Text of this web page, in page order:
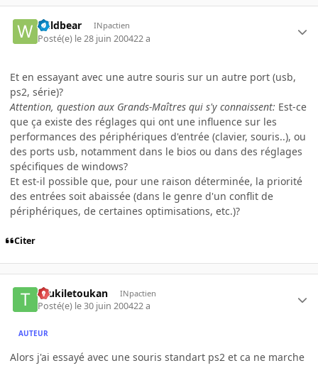
Wildbear INpactien
Posté(e) le 28 juin 200422 a
Et en essayant avec une autre souris sur un autre port (usb,
ps2, série)?
Attention, question aux Grands-Maîtres qui s'y connaissent: Est-ce
que ça existe des réglages qui ont une influence sur les
performances des périphériques d'entrée (clavier, souris..), ou
des ports usb, notamment dans le bios ou dans des réglages
spécifiques de windows?
Et est-il possible que, pour une raison déterminée, la priorité
des entrées soit abaissée (dans le genre d'un conflit de
périphériques, de certaines optimisations, etc.)?
Citer
toukiletoukan INpactien
Posté(e) le 30 juin 200422 a
AUTEUR
Alors j'ai essayé avec une souris standart ps2 et ca ne marche